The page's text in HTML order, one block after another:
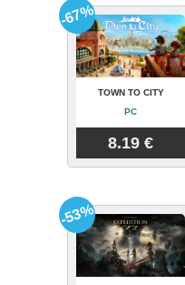
TOWN TO CITY
PC
8.19 €
-67%
-53%